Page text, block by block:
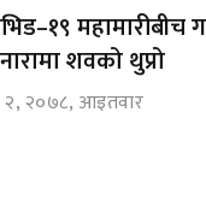
महामारीबीच
शवको थुप्रो
२, २०७८, आइतवार